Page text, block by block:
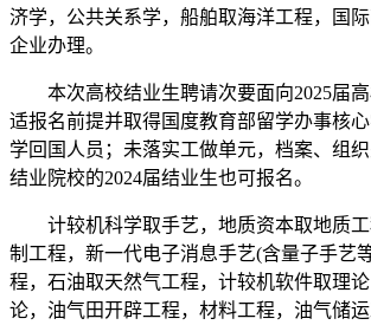
济学，公共关系学，船舶取海洋工程，国际
企业办理。
本次高校结业生聘请次要面向2025届高
适报名前提并取得国度教育部留学办事核
学回国人员；未落实工做单元，档案、组
结业院校的2024届结业生也可报名。
计较机科学取手艺，地质资本取地质工
制工程，新一代电子消息手艺(含量子手艺
程，石油取天然气工程，计较机软件取理
论，油气田开辟工程，材料工程，油气储